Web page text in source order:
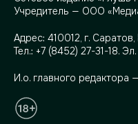
Учредитель — ООО
Адрес: 410012, г.
Тел.: +7 (8452) 27-31-18.
И.о. главного редактора